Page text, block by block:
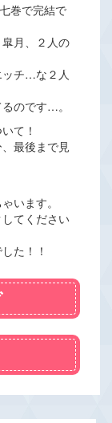
巻で完結で
月、２人の
ッチ…な２人
のです…。
て！
最後まで見
います。
てください
た！！